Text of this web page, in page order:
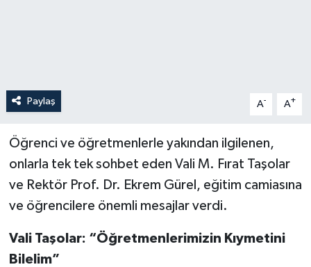
Paylaş A- A+
Öğrenci ve öğretmenlerle yakından ilgilenen,
onlarla tek tek sohbet eden Vali M. Fırat Taşolar
ve Rektör Prof. Dr. Ekrem Gürel, eğitim camiasına
ve öğrencilere önemli mesajlar verdi.
Vali Taşolar: “Öğretmenlerimizin Kıymetini
Bilelim”